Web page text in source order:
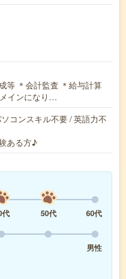
等 ＊会計監査 ＊給与計算
インになり…
コンスキル不要 / 英語力不
ある方♪
代 50代
60代
男性